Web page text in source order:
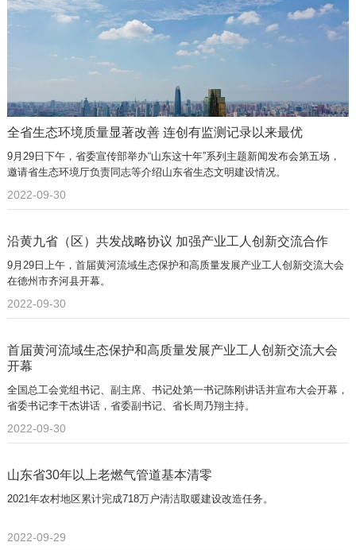
全省生态环境质量显著改善 连创有监测记录以来最优
9月29日下午，省委宣传部举办“山东这十年”系列主题新闻发布会第五场，
邀请省生态环境厅负责同志等介绍山东省生态文明建设情况。
2022-09-30
沿黄九省（区）共发战略协议 加强产业工人创新交流合作
9月29日上午，首届黄河流域生态保护和高质量发展产业工人创新交流大会
在德州市齐河县开幕。
2022-09-30
首届黄河流域生态保护和高质量发展产业工人创新交流大会
开幕
全国总工会党组书记、副主席、书记处第一书记陈刚讲话并宣布大会开幕，
省委书记李干杰讲话，省委副书记、省长周乃翔主持。
2022-09-30
山东省30年以上老燃气管道基本清零
2021年农村地区累计完成718万户清洁取暖建设改造任务。
2022-09-29